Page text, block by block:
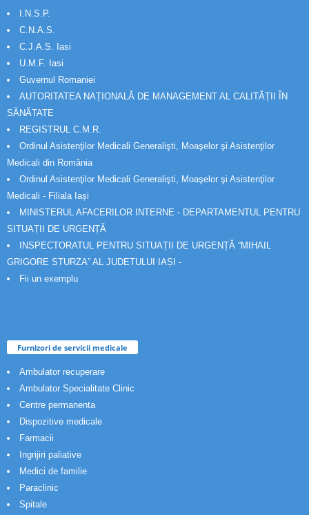
I.N.S.P.
C.N.A.S.
C.J.A.S. Iasi
U.M.F. Iasi
Guvernul Romaniei
AUTORITATEA NAȚIONALĂ DE MANAGEMENT AL CALITĂȚII ÎN
SĂNĂTATE
REGISTRUL C.M.R.
Ordinul Asistenţilor Medicali Generalişti, Moaşelor şi Asistenţilor
Medicali din România
Ordinul Asistenţilor Medicali Generalişti, Moaşelor şi Asistenţilor
Medicali - Filiala Iași
MINISTERUL AFACERILOR INTERNE - DEPARTAMENTUL PENTRU
SITUAȚII DE URGENȚĂ
INSPECTORATUL PENTRU SITUAȚII DE URGENȚĂ “MIHAIL
GRIGORE STURZA” AL JUDETULUI IAȘI -
Fii un exemplu
Furnizori de servicii medicale
Ambulator recuperare
Ambulator Specialitate Clinic
Centre permanenta
Dispozitive medicale
Farmacii
Ingrijiri paliative
Medici de familie
Paraclinic
Spitale